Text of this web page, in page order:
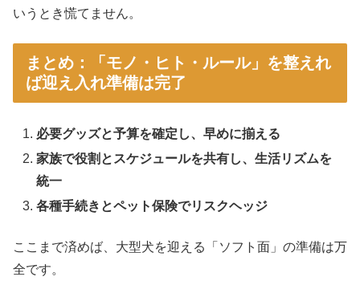
いうとき慌てません。
まとめ：「モノ・ヒト・ルール」を整えれ
ば迎え入れ準備は完了
必要グッズと予算を確定し、早めに揃える
家族で役割とスケジュールを共有し、生活リズムを
統一
各種手続きとペット保険でリスクヘッジ
ここまで済めば、大型犬を迎える「ソフト面」の準備は万
全です。